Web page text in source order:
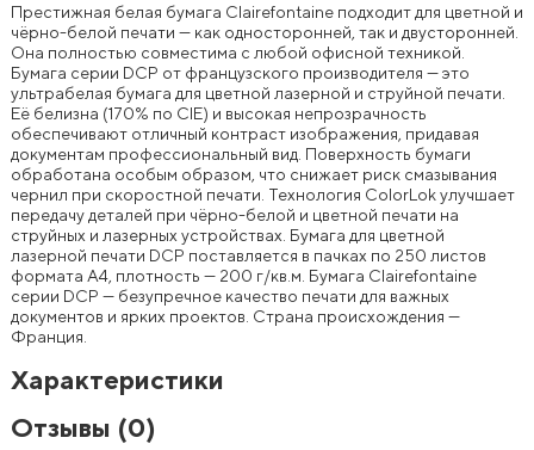
Престижная белая бумага Clairefontaine подходит для цветной и
чёрно-белой печати — как односторонней, так и двусторонней.
Она полностью совместима с любой офисной техникой.
Бумага серии DCP от французского производителя — это
ультрабелая бумага для цветной лазерной и струйной печати.
Её белизна (170% по CIE) и высокая непрозрачность
обеспечивают отличный контраст изображения, придавая
документам профессиональный вид. Поверхность бумаги
обработана особым образом, что снижает риск смазывания
чернил при скоростной печати. Технология ColorLok улучшает
передачу деталей при чёрно-белой и цветной печати на
струйных и лазерных устройствах. Бумага для цветной
лазерной печати DCP поставляется в пачках по 250 листов
формата А4, плотность — 200 г/кв.м. Бумага Clairefontaine
серии DCP — безупречное качество печати для важных
документов и ярких проектов. Страна происхождения —
Франция.
Характеристики
Отзывы (0)